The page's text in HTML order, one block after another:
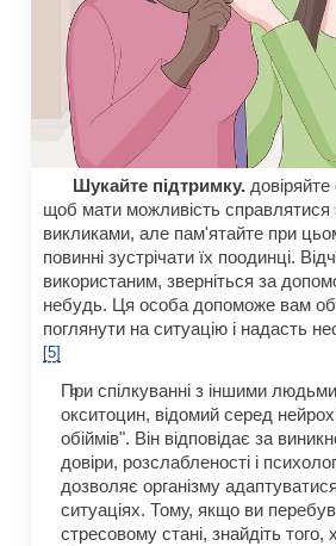
Шукайте підтримку. довіряйте
щоб мати можливість справлятися
викликами, але пам'ятайте при
повинні зустрічати їх поодинці.
використаним, зверніться за
небудь. Ця особа допоможе вам
поглянути на ситуацію і надасть
[5]
При спілкуванні з іншими
окситоцин, відомий серед
обіймів". Він відповідає за
довіри, розслабленості і
дозволяє організму
ситуаціях. Тому, якщо ви
стресовому стані, знайдіть